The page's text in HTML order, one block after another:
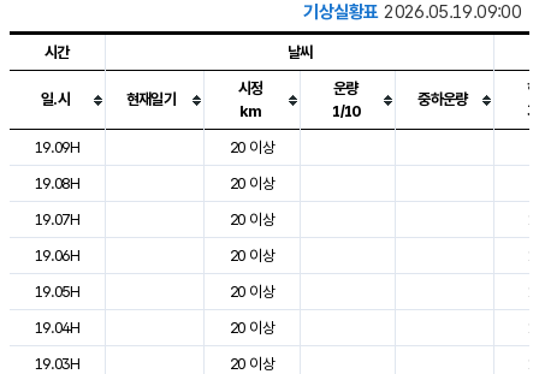
기상실황표 2026.05.19.09:00
도시별 기상실황표로 지점, 날씨, 기온, 강수, 바람, 기압등을 안내한 표입
시간 날씨
일.시 현재일기
시정
km
운량
1/10
중하운량
19.09H
20 이상
19.08H
20 이상
19.07H
20 이상
19.06H
20 이상
19.05H
20 이상
19.04H
20 이상
19.03H
20 이상